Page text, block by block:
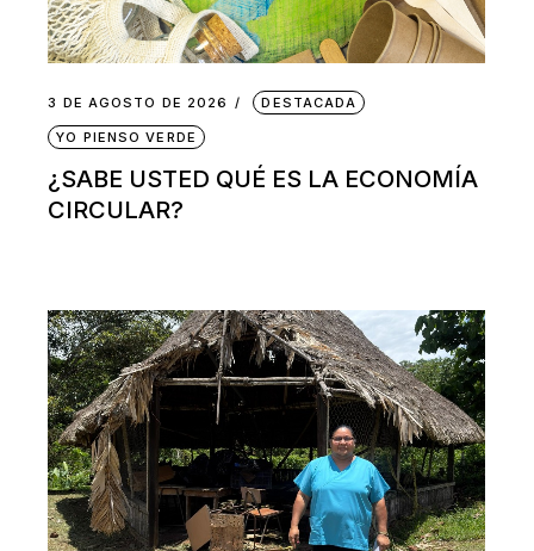
3 DE AGOSTO DE 2026 DESTACADA
YO PIENSO VERDE
¿SABE USTED QUÉ ES LA ECONOMÍA
CIRCULAR?